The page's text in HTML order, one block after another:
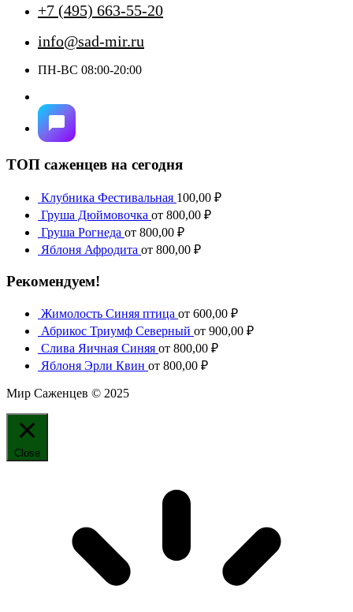
+7 (495) 663-55-20
info@sad-mir.ru
ПН-ВС 08:00-20:00
ТОП саженцев на сегодня
Клубника Фестивальная 100,00 ₽
Груша Дюймовочка от 800,00 ₽
Груша Рогнеда от 800,00 ₽
Яблоня Афродита от 800,00 ₽
Рекомендуем!
Жимолость Синяя птица от 600,00 ₽
Абрикос Триумф Северный от 900,00 ₽
Слива Яичная Синяя от 800,00 ₽
Яблоня Эрли Квин от 800,00 ₽
Мир Саженцев © 2025
Close